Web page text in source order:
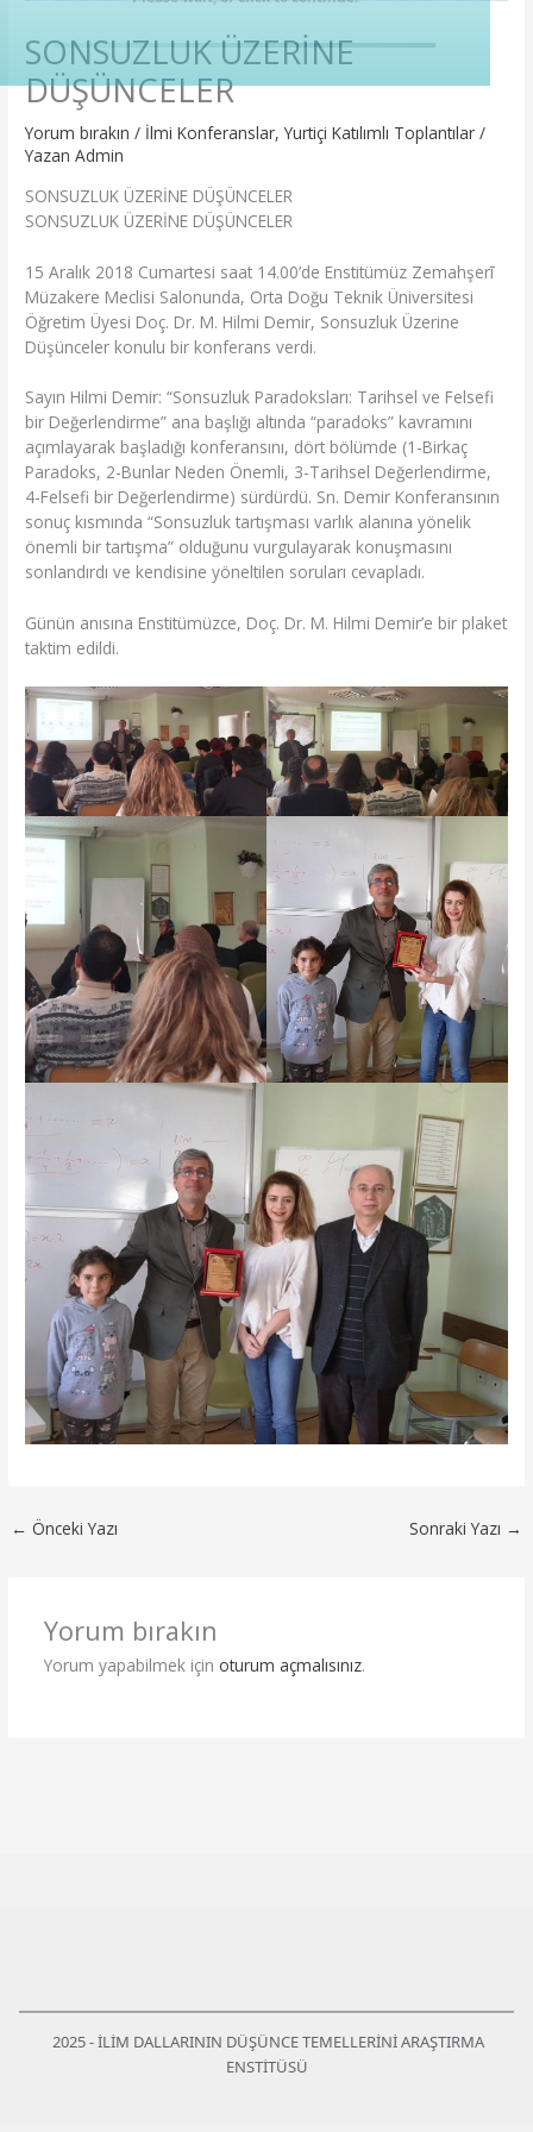
SONSUZLUK ÜZERİNE
DÜŞÜNCELER
Yorum bırakın / İlmi Konferanslar,Yurtiçi Katılımlı Toplantılar /
Yazan Admin
SONSUZLUK ÜZERİNE DÜŞÜNCELER
SONSUZLUK ÜZERİNE DÜŞÜNCELER
15 Aralık 2018 Cumartesi saat 14.00’de Enstitümüz Zemahşerī
Müzakere Meclisi Salonunda, Orta Doğu Teknik Üniversitesi
Öğretim Üyesi Doç. Dr. M. Hilmi Demir, Sonsuzluk Üzerine
Düşünceler konulu bir konferans verdi.
Sayın Hilmi Demir: “Sonsuzluk Paradoksları: Tarihsel ve Felsefi
bir Değerlendirme” ana başlığı altında “paradoks” kavramını
açımlayarak başladığı konferansını, dört bölümde (1-Birkaç
Paradoks, 2-Bunlar Neden Önemli, 3-Tarihsel Değerlendirme,
4-Felsefi bir Değerlendirme) sürdürdü. Sn. Demir Konferansının
sonuç kısmında “Sonsuzluk tartışması varlık alanına yönelik
önemli bir tartışma” olduğunu vurgulayarak konuşmasını
sonlandırdı ve kendisine yöneltilen soruları cevapladı.
Günün anısına Enstitümüzce, Doç. Dr. M. Hilmi Demir’e bir plaket
taktim edildi.
← Önceki Yazı Sonraki Yazı →
Yorum bırakın
Yorum yapabilmek için oturum açmalısınız.
2025 - İLİM DALLARININ DÜŞÜNCE TEMELLERİNİ ARAŞTIRMA
ENSTİTÜSÜ